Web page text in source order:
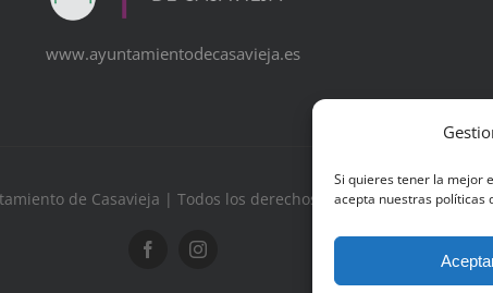
Si quieres tener la mejor
acepta nuestras políticas
www.ayuntamientodecasavieja.es
de Casavieja | Todos los derechos reservados | Powered